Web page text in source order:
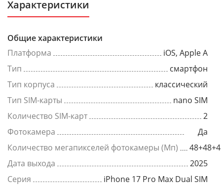
Характеристики
Общие характеристики
Платформа
iOS, Apple A
Тип
смартфон
Тип корпуса
классический
Тип SIM-карты
nano SIM
Количество SIM-карт
2
Фотокамера
Да
Количество мегапикселей фотокамеры (Мп)
Дата выхода
2025
Серия
iPhone 17 Pro Max Dual SIM